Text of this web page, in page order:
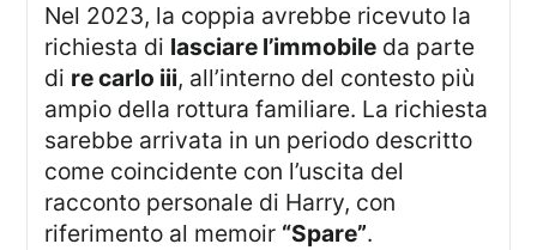
Nel 2023, la coppia avrebbe ricevuto la
richiesta di lasciare l’immobile da parte
di re carlo iii, all’interno del contesto più
ampio della rottura familiare. La richiesta
sarebbe arrivata in un periodo descritto
come coincidente con l’uscita del
racconto personale di Harry, con
riferimento al memoir “Spare”.